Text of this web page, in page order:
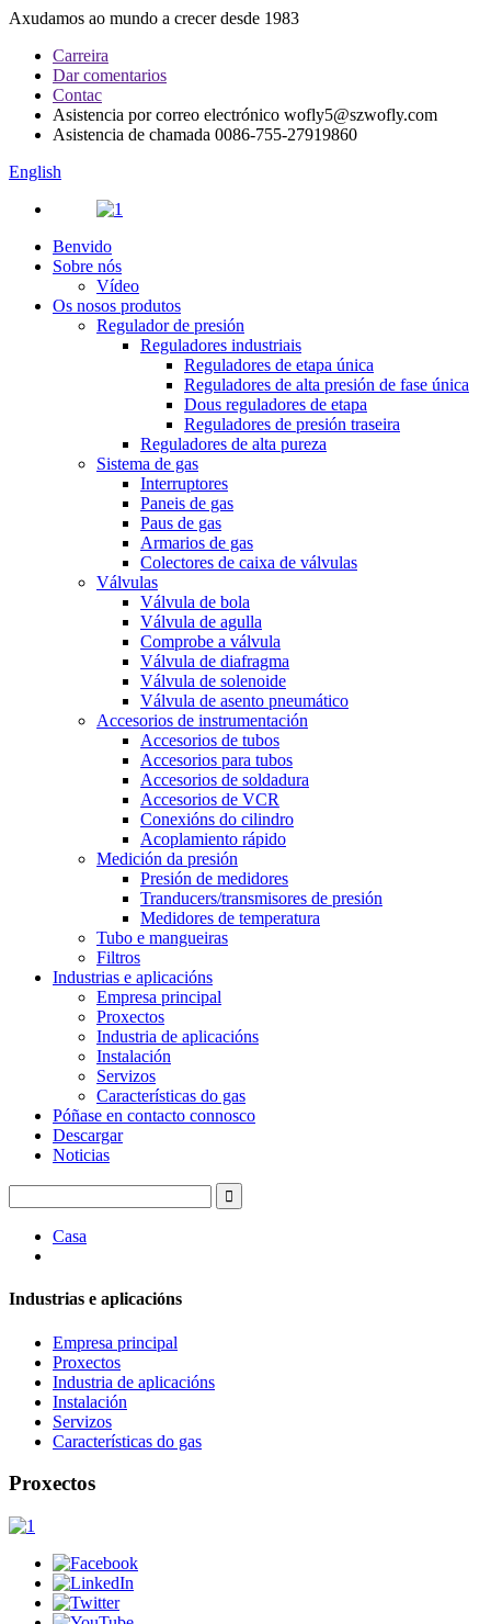
Axudamos ao mundo a crecer desde 1983
Carreira
Dar comentarios
Contac
Asistencia por correo electrónico wofly5@szwofly.com
Asistencia de chamada 0086-755-27919860
English
Benvido
Sobre nós
Vídeo
Os nosos produtos
Regulador de presión
Reguladores industriais
Reguladores de etapa única
Reguladores de alta presión de fase única
Dous reguladores de etapa
Reguladores de presión traseira
Reguladores de alta pureza
Sistema de gas
Interruptores
Paneis de gas
Paus de gas
Armarios de gas
Colectores de caixa de válvulas
Válvulas
Válvula de bola
Válvula de agulla
Comprobe a válvula
Válvula de diafragma
Válvula de solenoide
Válvula de asento pneumático
Accesorios de instrumentación
Accesorios de tubos
Accesorios para tubos
Accesorios de soldadura
Accesorios de VCR
Conexións do cilindro
Acoplamiento rápido
Medición da presión
Presión de medidores
Tranducers/transmisores de presión
Medidores de temperatura
Tubo e mangueiras
Filtros
Industrias e aplicacións
Empresa principal
Proxectos
Industria de aplicacións
Instalación
Servizos
Características do gas
Póñase en contacto connosco
Descargar
Noticias
Casa
Industrias e aplicacións
Empresa principal
Proxectos
Industria de aplicacións
Instalación
Servizos
Características do gas
Proxectos